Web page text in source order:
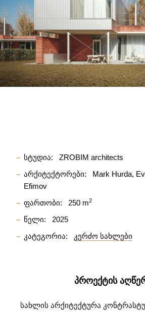
სტუდია:
ZROBIM architects
არქიტექტორები:
Mark Hurda
Efimov
ფართობი:
250 m2
წელი:
2025
კატეგორია:
კერძო სახლები
ᲞᲠᲝᲔᲥᲢᲘᲡ
სახლის არქიტექტურა